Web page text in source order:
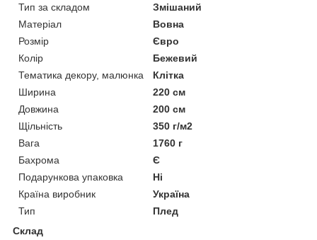
Тип за складом
Змішаний
Матеріал
Вовна
Розмір
Євро
Колір
Бежевий
Тематика декору, малюнка
Клітка
Ширина
220 см
Довжина
200 см
Щільність
350 г/м2
Вага
1760 г
Бахрома
Є
Подарункова упаковка
Ні
Країна виробник
Україна
Тип
Плед
Склад